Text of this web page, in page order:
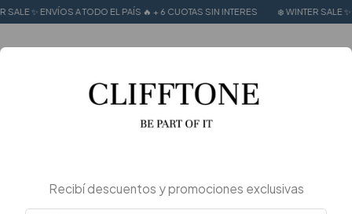
✨ ENVÍOS A TODO EL PAÍS 🔥 + 6 CUOTAS SIN INTERES ❄️ WINTER SALE
Recibí descuentos y promociones exclusivas